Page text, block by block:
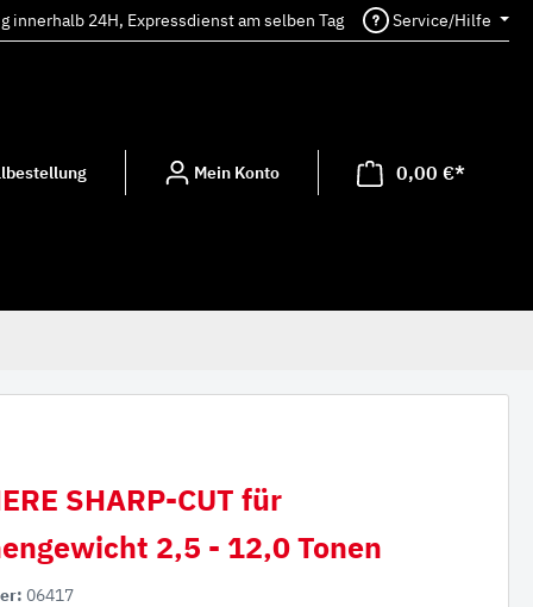
innerhalb 24H, Expressdienst am selben Tag Service/Hilfe
Mein Konto 0,00 €*
SHARP-CUT für
2,5 - 12,0 Tonen
06417